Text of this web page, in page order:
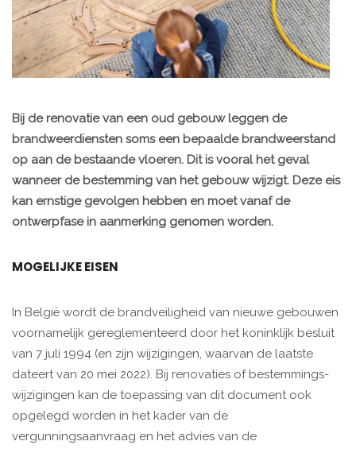
Bij de renovatie van een oud gebouw leggen de
brandweerdiensten soms een bepaalde brandweerstand
op aan de bestaande vloeren. Dit is vooral het geval
wanneer de bestemming van het gebouw wijzigt. Deze eis
kan ernstige gevolgen hebben en moet vanaf de
ontwerpfase in aanmerking genomen worden.
MOGELIJKE EISEN
In België wordt de brandveiligheid van nieuwe gebouwen
voornamelijk gereglementeerd door het koninklijk besluit
van 7 juli 1994 (en zijn wijzigingen, waarvan de laatste
dateert van 20 mei 2022). Bij renovaties of bestemmings-
wijzigingen kan de toepassing van dit document ook
opge­legd worden in het kader van de
vergunningsaanvraag en het advies van de